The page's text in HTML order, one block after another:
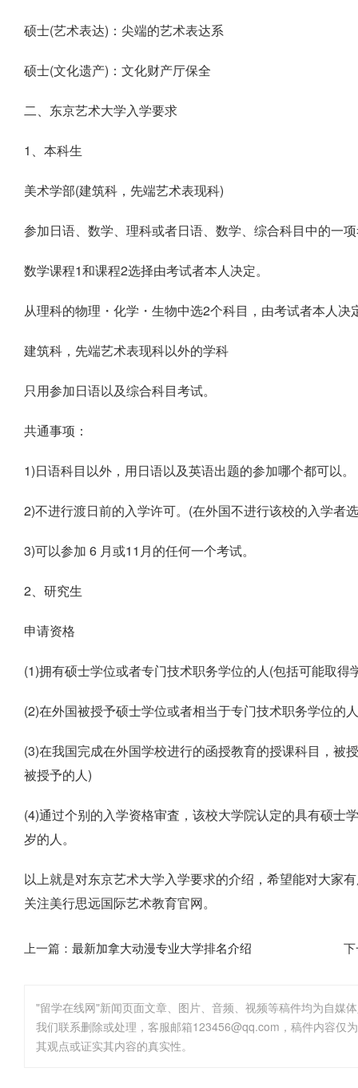
硕士(艺术表达)：尖端的艺术表达系
硕士(文化遗产)：文化财产厅保全
二、东京艺术大学入学要求
1、本科生
美术学部(建筑科，先端艺术表现科)
参加日语、数学、理科或者日语、数学、综合科目中的一
数学课程1和课程2选择由考试者本人决定。
从理科的物理・化学・生物中选2个科目，由考试者本人决
建筑科，先端艺术表现科以外的学科
只用参加日语以及综合科目考试。
共通事项：
1)日语科目以外，用日语以及英语出题的参加哪个都可以。
2)不进行渡日前的入学许可。(在外国不进行该校的入学者
3)可以参加 6 月或11月的任何一个考试。
2、研究生
申请资格
(1)拥有硕士学位或者专门技术职务学位的人(包括可能取得
(2)在外国被授予硕士学位或者相当于专门技术职务学位的
(3)在我国完成在外国学校进行的函授教育的授课科目，被
被授予的人)
(4)通过个别的入学资格审査，该校大学院认定的具有硕士
岁的人。
以上就是对东京艺术大学入学要求的介绍，希望能对大家
关注美行思远国际艺术教育官网。
上一篇： 最新加拿大动漫专业大学排名介绍
"留学在线网"新闻页面文章、图片、音频、视频等稿件均为自媒
其观点或证实其内容的真实性。